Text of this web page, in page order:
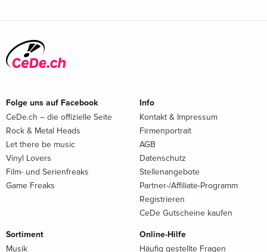
Folge uns auf Facebook
CeDe.ch – die offizielle Seite
Rock & Metal Heads
Let there be music
Vinyl Lovers
Film- und Serienfreaks
Game Freaks
Info
Kontakt & Impressum
Firmenportrait
AGB
Datenschutz
Stellenangebote
Partner-/Affiliate-Programm
Registrieren
CeDe Gutscheine kaufen
Sortiment
Musik
Online-Hilfe
Häufig gestellte Fragen